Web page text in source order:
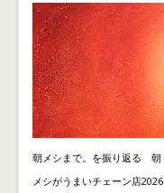
朝メシまで。を振り返る 朝
メシがうまいチェーン店2026